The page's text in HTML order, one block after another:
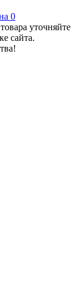
0
уточняйте
сайта.